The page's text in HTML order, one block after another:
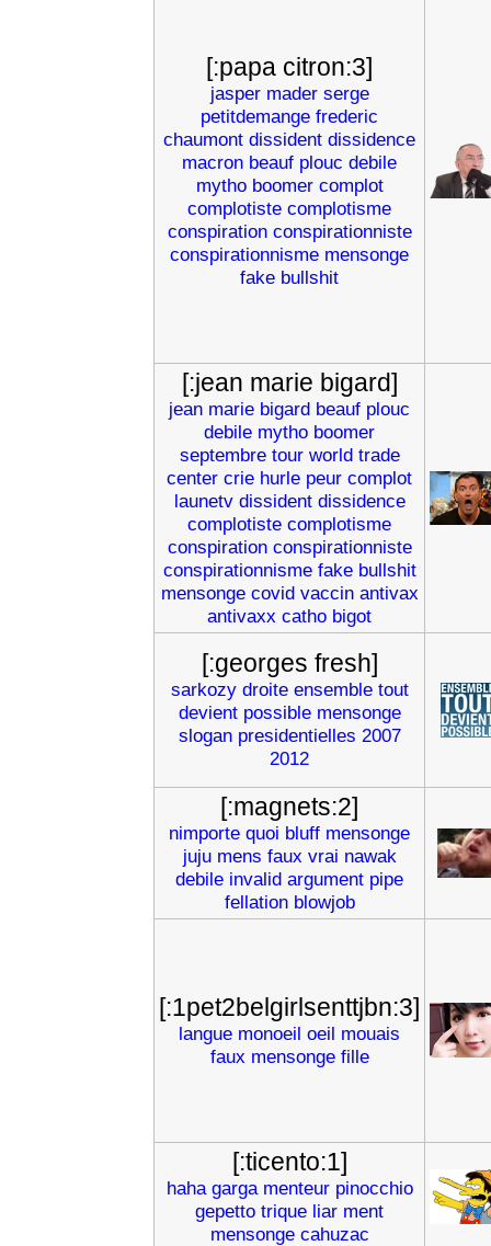
[:papa citron:3]
jasper mader serge
petitdemange frederic
chaumont dissident dissidence
macron beauf plouc debile
mytho boomer complot
complotiste complotisme
conspiration conspirationniste
conspirationnisme mensonge
fake bullshit
[:jean marie bigard]
jean marie bigard beauf plouc
debile mytho boomer
septembre tour world trade
center crie hurle peur complot
launetv dissident dissidence
complotiste complotisme
conspiration conspirationniste
conspirationnisme fake bullshit
mensonge covid vaccin antivax
antivaxx catho bigot
[:georges fresh]
sarkozy droite ensemble tout
devient possible mensonge
slogan presidentielles 2007
2012
[:magnets:2]
nimporte quoi bluff mensonge
juju mens faux vrai nawak
debile invalid argument pipe
fellation blowjob
[:1pet2belgirlsenttjbn:3]
langue monoeil oeil mouais
faux mensonge fille
[:ticento:1]
haha garga menteur pinocchio
gepetto trique liar ment
mensonge cahuzac